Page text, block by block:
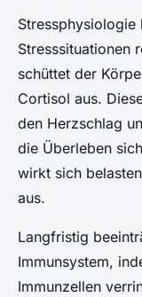
Stresssituationen
schüttet der
Cortisol aus.
den Herzschlag
die Überleben
wirkt sich
aus.
Langfristig
Immunsystem,
Immunzellen